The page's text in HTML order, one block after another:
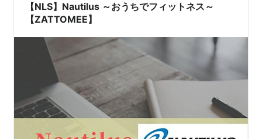
【NLS】Nautilus ～おうちでフィットネス～
【ZATTOMEE】